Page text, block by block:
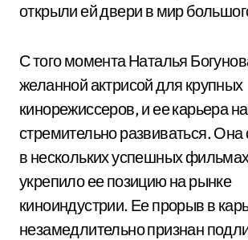
открыли ей двери в мир
С того момента Наталья
желанной актрисой для крупных
кинорежиссеров, и ее карьера
стремительно развиваться. Она
в нескольких успешных
укрепило ее позицию на рынке
киноиндустрии. Ее прорыв в
незамедлительно признан